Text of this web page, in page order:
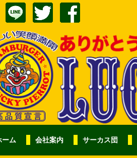
ーム 会社案内 サーカス団